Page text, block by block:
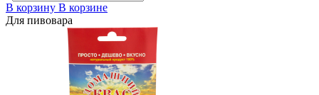
В корзину В корзине
Для пивовара